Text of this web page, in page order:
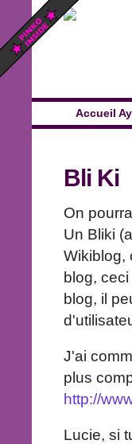
Accueil
Bli Ki
On
Un Bliki
Wikiblog,
blog,
blog, il
J'ai
plus
http://
Lucie, si